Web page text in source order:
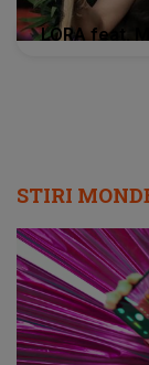
LORA feat.
STIRI